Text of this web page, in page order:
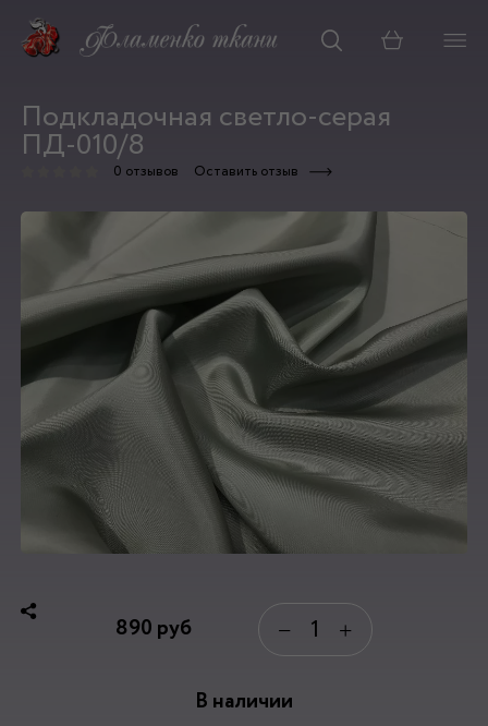
Корзина
Подкладочная светло-серая
ПД-010/8
0 отзывов Оставить отзыв
890 руб − +
В наличии